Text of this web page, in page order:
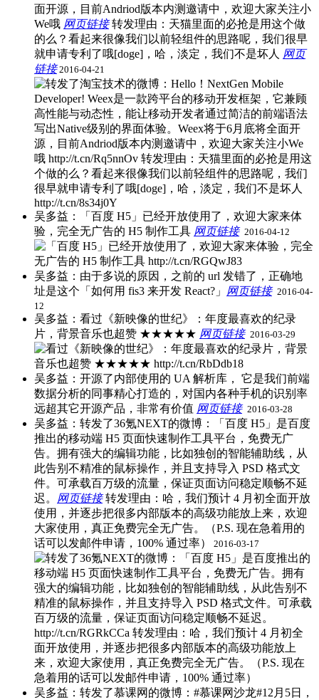
面开源，目前Andriod版本内测邀请中，欢迎大家关注小
We哦 网页链接​转发理由：天猫里面的必抢是用这个做
的么？看起来很像我们以前轻组件的思路呢，我们很早
就申请专利了哦[doge]，哈，淡定，我们不是坏人 网页
链接2016-04-21
吴多益：「百度 H5」已经开放使用了，欢迎大家来体
验，完全无广告的 H5 制作工具 网页链接​ 2016-04-12
吴多益：由于多说的原因，之前的 url 发错了，正确地
址是这个「如何用 fis3 来开发 React?」 网页链接​ 2016-04-
12
吴多益：看过《新映像的世纪》：年度最喜欢的纪录
片，背景音乐也超赞 ★★★★★ 网页链接​ 2016-03-29
吴多益：开源了内部使用的 UA 解析库， 它是我们前端
数据分析的同事精心打造的，对国内各种手机的识别率
远超其它开源产品，非常有价值 网页链接​ 2016-03-28
吴多益：转发了36氪NEXT的微博：「百度 H5」是百度
推出的移动端 H5 页面快速制作工具平台，免费无广
告。拥有强大的编辑功能，比如独创的智能辅助线，从
此告别不精准的鼠标操作，并且支持导入 PSD 格式文
件。可承载百万级的流量，保证页面访问稳定顺畅不延
迟。 网页链接​转发理由：哈，我们预计 4 月初全面开放
使用，并逐步把很多内部版本的高级功能放上来，欢迎
大家使用，真正免费完全无广告。（P.S. 现在急着用的
话可以发邮件申请，100% 通过率）
2016-03-17
吴多益：转发了慕课网的微博：#慕课网沙龙#12月5日，